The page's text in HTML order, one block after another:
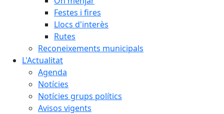
Festes i fires
Llocs d'interès
Rutes
Reconeixements municipals
L'Actualitat
Agenda
Notícies
Notícies grups polítics
Avisos vigents